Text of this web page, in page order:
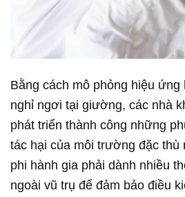
Bằng cách mô phỏng hiệu
nghỉ ngơi tại giường, các nhà
phát triển thành công những
tác hại của môi trường đặc thù
phi hành gia phải dành nhiều
ngoài vũ trụ để đảm bảo điều